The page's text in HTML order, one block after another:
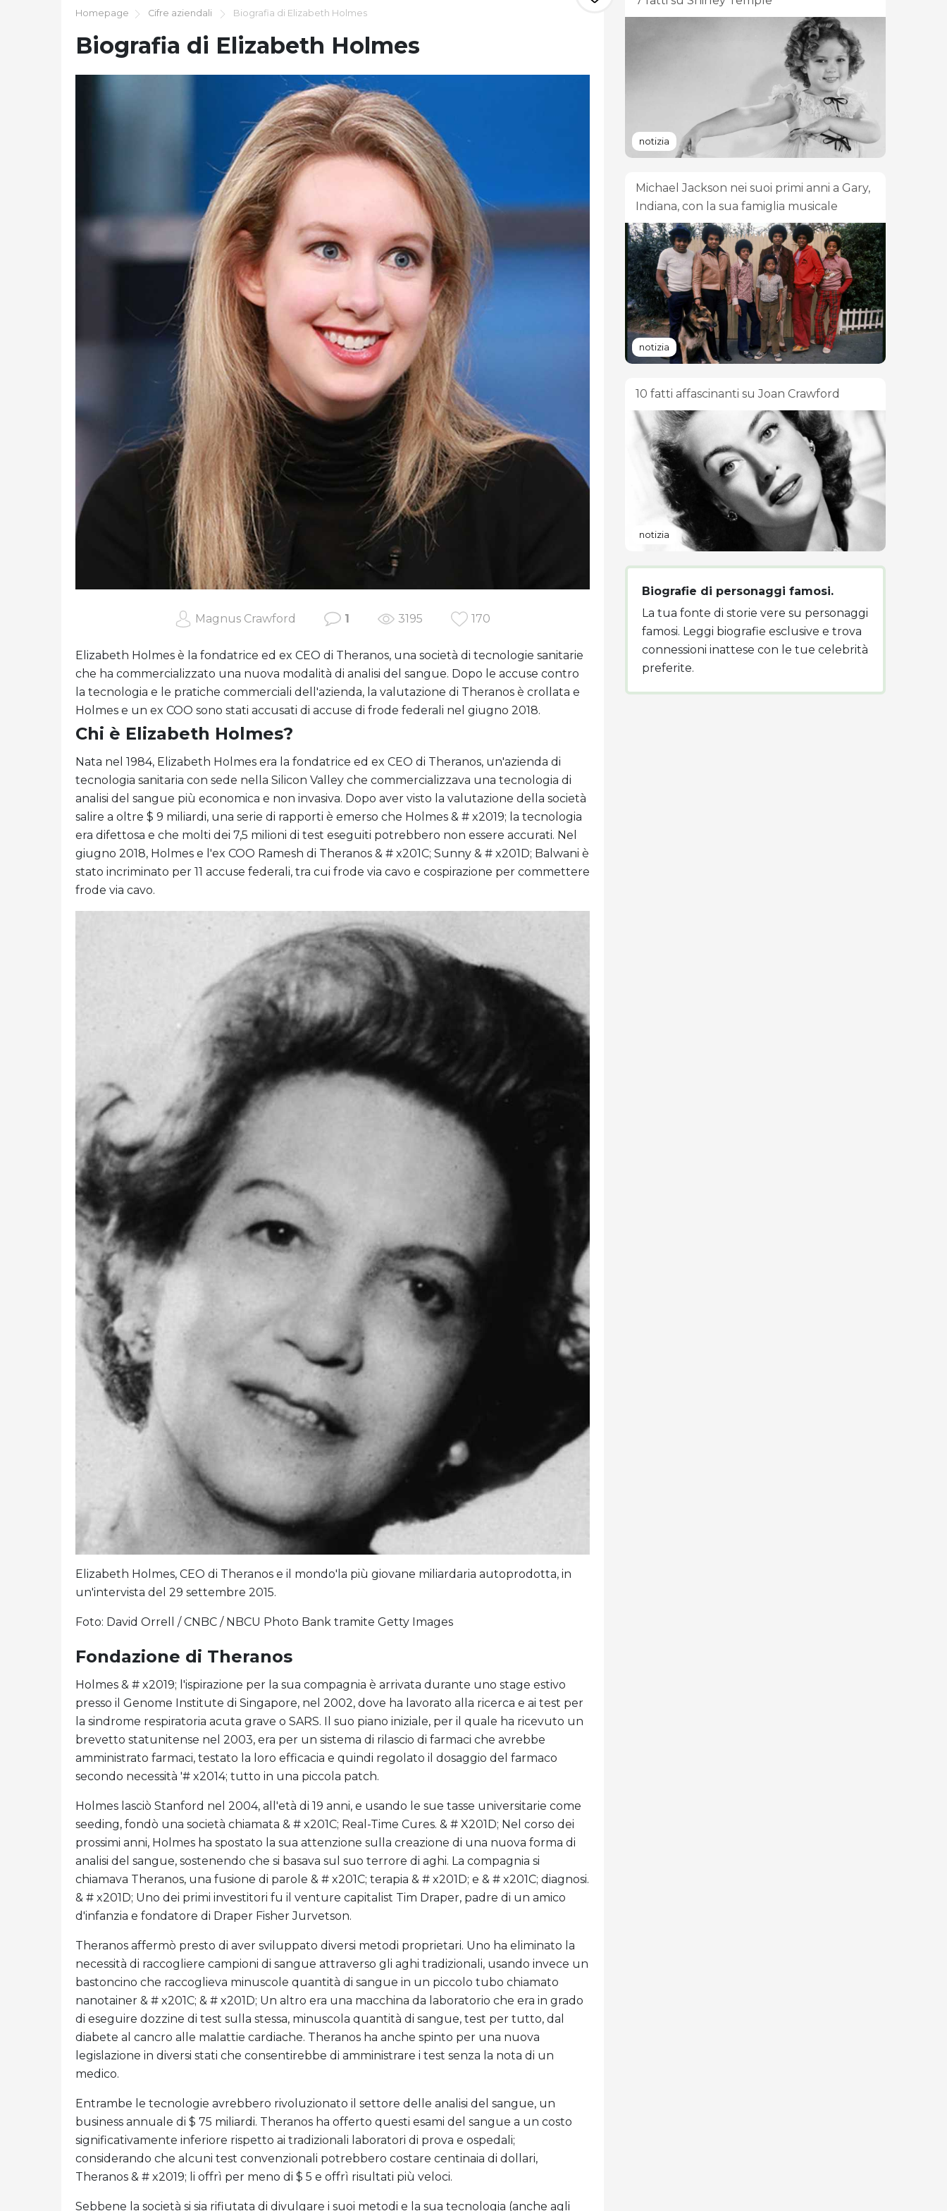
Homepage Cifre aziendali Biografia di Elizabeth Holmes
Biografia di Elizabeth Holmes
Magnus Crawford 1 3195 170
Elizabeth Holmes è la fondatrice ed ex CEO di Theranos, una società di tecnologie sanitarie
che ha commercializzato una nuova modalità di analisi del sangue. Dopo le accuse contro
la tecnologia e le pratiche commerciali dell'azienda, la valutazione di Theranos è crollata e
Holmes e un ex COO sono stati accusati di accuse di frode federali nel giugno 2018.
Chi è Elizabeth Holmes?
Nata nel 1984, Elizabeth Holmes era la fondatrice ed ex CEO di Theranos, un'azienda di
tecnologia sanitaria con sede nella Silicon Valley che commercializzava una tecnologia di
analisi del sangue più economica e non invasiva. Dopo aver visto la valutazione della società
salire a oltre $ 9 miliardi, una serie di rapporti è emerso che Holmes & # x2019; la tecnologia
era difettosa e che molti dei 7,5 milioni di test eseguiti potrebbero non essere accurati. Nel
giugno 2018, Holmes e l'ex COO Ramesh di Theranos & # x201C; Sunny & # x201D; Balwani è
stato incriminato per 11 accuse federali, tra cui frode via cavo e cospirazione per commettere
frode via cavo.
Elizabeth Holmes, CEO di Theranos e il mondo'la più giovane miliardaria autoprodotta, in
un'intervista del 29 settembre 2015.
Foto: David Orrell / CNBC / NBCU Photo Bank tramite Getty Images
Fondazione di Theranos
Holmes & # x2019; l'ispirazione per la sua compagnia è arrivata durante uno stage estivo
presso il Genome Institute di Singapore, nel 2002, dove ha lavorato alla ricerca e ai test per
la sindrome respiratoria acuta grave o SARS. Il suo piano iniziale, per il quale ha ricevuto un
brevetto statunitense nel 2003, era per un sistema di rilascio di farmaci che avrebbe
amministrato farmaci, testato la loro efficacia e quindi regolato il dosaggio del farmaco
secondo necessità '# x2014; tutto in una piccola patch.
Holmes lasciò Stanford nel 2004, all'età di 19 anni, e usando le sue tasse universitarie come
seeding, fondò una società chiamata & # x201C; Real-Time Cures. & # X201D; Nel corso dei
prossimi anni, Holmes ha spostato la sua attenzione sulla creazione di una nuova forma di
analisi del sangue, sostenendo che si basava sul suo terrore di aghi. La compagnia si
chiamava Theranos, una fusione di parole & # x201C; terapia & # x201D; e & # x201C; diagnosi.
& # x201D; Uno dei primi investitori fu il venture capitalist Tim Draper, padre di un amico
d'infanzia e fondatore di Draper Fisher Jurvetson.
Theranos affermò presto di aver sviluppato diversi metodi proprietari. Uno ha eliminato la
necessità di raccogliere campioni di sangue attraverso gli aghi tradizionali, usando invece un
bastoncino che raccoglieva minuscole quantità di sangue in un piccolo tubo chiamato
nanotainer & # x201C; & # x201D; Un altro era una macchina da laboratorio che era in grado
di eseguire dozzine di test sulla stessa, minuscola quantità di sangue, test per tutto, dal
diabete al cancro alle malattie cardiache. Theranos ha anche spinto per una nuova
legislazione in diversi stati che consentirebbe di amministrare i test senza la nota di un
medico.
Entrambe le tecnologie avrebbero rivoluzionato il settore delle analisi del sangue, un
business annuale di $ 75 miliardi. Theranos ha offerto questi esami del sangue a un costo
significativamente inferiore rispetto ai tradizionali laboratori di prova e ospedali;
considerando che alcuni test convenzionali potrebbero costare centinaia di dollari,
Theranos & # x2019; li offrì per meno di $ 5 e offrì risultati più veloci.
Sebbene la società si sia rifiutata di divulgare i suoi metodi e la sua tecnologia (anche agli
notizia
Michael Jackson nei suoi primi anni a Gary,
Indiana, con la sua famiglia musicale
notizia
10 fatti affascinanti su Joan Crawford
notizia
Biografie di personaggi famosi.
La tua fonte di storie vere su personaggi
famosi. Leggi biografie esclusive e trova
connessioni inattese con le tue celebrità
preferite.